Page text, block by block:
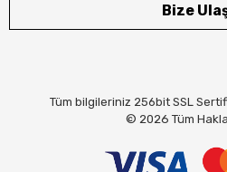
Bize
Tüm bilgileriniz 256bit SSL
© 2026 Tüm